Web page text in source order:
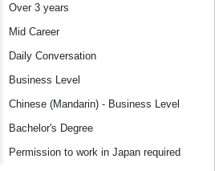
Over 3 years
Mid Career
Daily Conversation
Business Level
Chinese (Mandarin) - Business Level
Bachelor's Degree
Permission to work in Japan required